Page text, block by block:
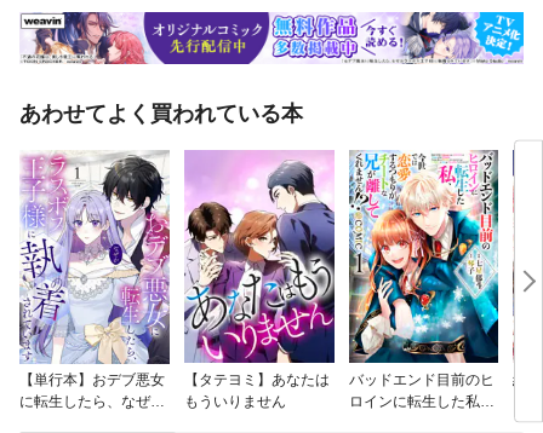
あわせてよく買われている本
【単行本】おデブ悪女
に転生したら、なぜか
【タテヨミ】あなたは
もういりません
バッドエンド目前のヒ
ロインに転生した私、
結